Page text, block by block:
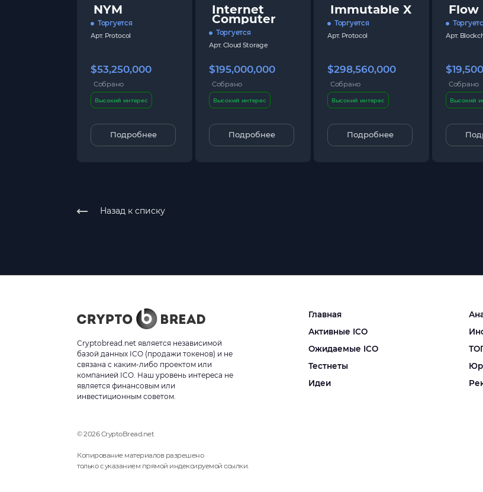
NYM
Торгуется
Арт. Protocol
$53,250,000
Собрано
Высокий интерес
Подробнее
Internet
Computer
Торгуется
Арт. Cloud Storage
$195,000,000
Собрано
Высокий интерес
Подробнее
Immutable X
Торгуется
Арт. Protocol
$298,560,000
Собрано
Высокий интерес
Подробнее
Flow
Арт.
Собрано
Высокий
Назад к списку
Cryptobread.net является независимой
базой данных ICO (продажи токенов) и не
связана с каким-либо проектом или
компанией ICO. Наш уровень интереса не
является финансовым или
инвестиционным советом.
Главная
Активные ICO
Ожидаемые ICO
Тестнеты
Идеи
© 2026 CryptoBread.net
Копирование материалов разрешено
только с указанием прямой индексируемой ссылки.